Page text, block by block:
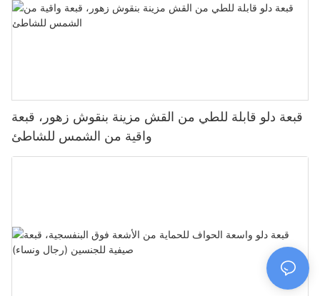
قبعة دلو قابلة للطي من القش مزينة بنقوش زهور، قبعة
واقية من الشمس للشاطئ